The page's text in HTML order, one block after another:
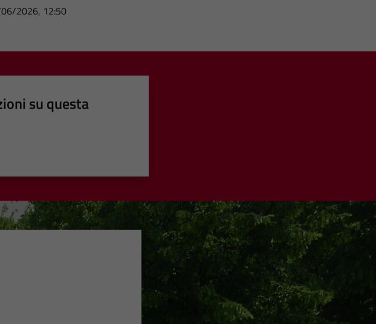
2026, 12:50
su questa